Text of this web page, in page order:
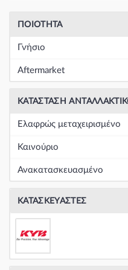
ΠΟΙΌΤΗΤΑ
Γνήσιο
Aftermarket
ΚΑΤΆΣΤΑΣΗ
Ελαφρώς μεταχειρισμένο
Καινούριο
Ανακατασκευασμένο
ΚΑΤΑΣΚΕΥΑΣΤΈΣ